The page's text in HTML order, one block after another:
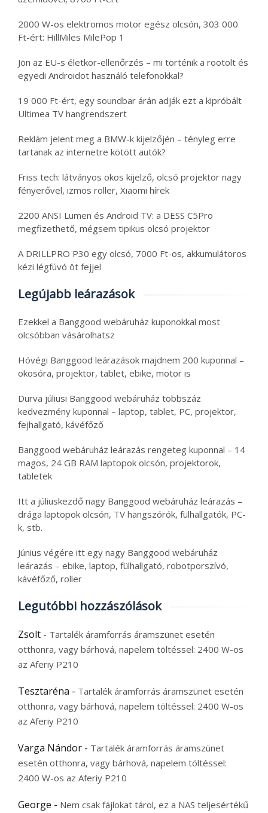
2000 W-os elektromos motor egész olcsón, 303 000
Ft-ért: HillMiles MilePop 1
Jön az EU-s életkor-ellenőrzés – mi történik a rootolt és
egyedi Androidot használó telefonokkal?
19 000 Ft-ért, egy soundbar árán adják ezt a kipróbált
Ultimea TV hangrendszert
Reklám jelent meg a BMW-k kijelzőjén – tényleg erre
tartanak az internetre kötött autók?
Friss tech: látványos okos kijelző, olcsó projektor nagy
fényerővel, izmos roller, Xiaomi hírek
2200 ANSI Lumen és Android TV: a DESS C5Pro
megfizethető, mégsem tipikus olcsó projektor
A DRILLPRO P30 egy olcsó, 7000 Ft-os, akkumulátoros
kézi légfúvó öt fejjel
Legújabb leárazások
Ezekkel a Banggood webáruház kuponokkal most
olcsóbban vásárolhatsz
Hóvégi Banggood leárazások majdnem 200 kuponnal –
okosóra, projektor, tablet, ebike, motor is
Durva júliusi Banggood webáruház többszáz
kedvezmény kuponnal – laptop, tablet, PC, projektor,
fejhallgató, kávéfőző
Banggood webáruház leárazás rengeteg kuponnal – 14
magos, 24 GB RAM laptopok olcsón, projektorok,
tabletek
Itt a júliuskezdő nagy Banggood webáruház leárazás –
drága laptopok olcsón, TV hangszórók, fülhallgatók, PC-
k, stb.
Június végére itt egy nagy Banggood webáruház
leárazás – ebike, laptop, fülhallgató, robotporszívó,
kávéfőző, roller
Legutóbbi hozzászólások
Zsolt - Tartalék áramforrás áramszünet esetén
otthonra, vagy bárhová, napelem töltéssel: 2400 W-os
az Aferiy P210
Tesztaréna - Tartalék áramforrás áramszünet esetén
otthonra, vagy bárhová, napelem töltéssel: 2400 W-os
az Aferiy P210
Varga Nándor - Tartalék áramforrás áramszünet
esetén otthonra, vagy bárhová, napelem töltéssel:
2400 W-os az Aferiy P210
George - Nem csak fájlokat tárol, ez a NAS teljesértékű